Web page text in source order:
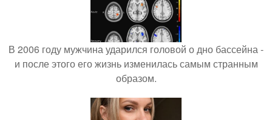
В 2006 году мужчина ударился головой о дно бассейна -
и после этого его жизнь изменилась самым странным
образом.